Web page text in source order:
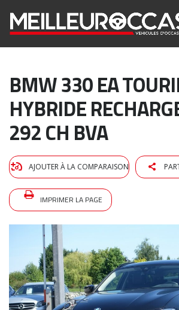
BMW 330 EA
HYBRIDE
292 CH BVA
AJOUTER À LA COMPARAISON
IMPRIMER LA PAGE